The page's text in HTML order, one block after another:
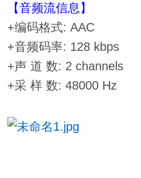
【音频流信息】
+编码格式: AAC
+音频码率: 128 kbps
+声 道 数: 2 channels
+采 样 数: 48000 Hz